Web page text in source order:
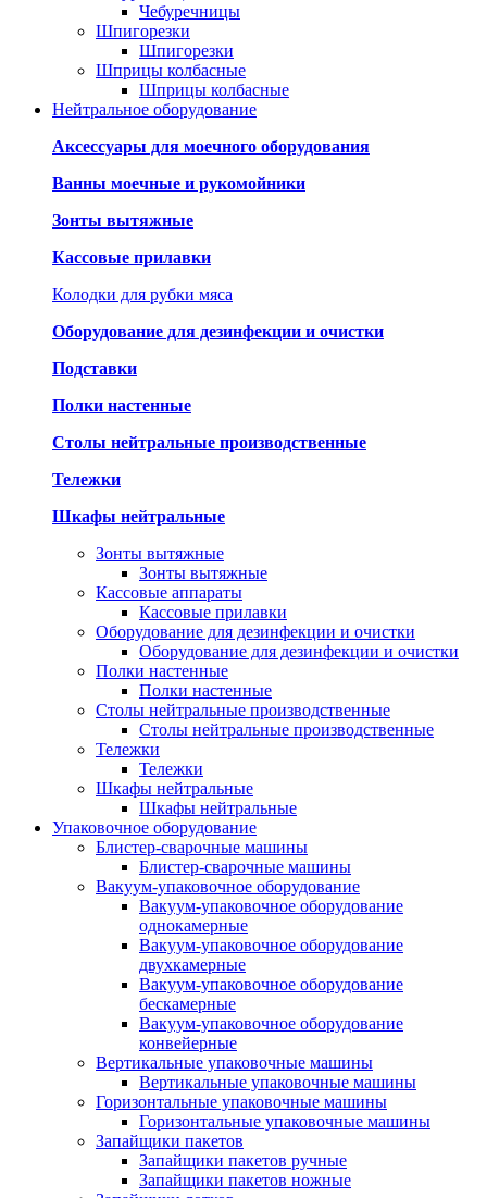
Чебуречницы
Шпигорезки
Шпигорезки
Шприцы колбасные
Шприцы колбасные
Нейтральное оборудование
Аксессуары для моечного оборудования
Ванны моечные и рукомойники
Зонты вытяжные
Кассовые прилавки
Колодки для рубки мяса
Оборудование для дезинфекции и очистки
Подставки
Полки настенные
Столы нейтральные производственные
Тележки
Шкафы нейтральные
Зонты вытяжные
Зонты вытяжные
Кассовые аппараты
Кассовые прилавки
Оборудование для дезинфекции и очистки
Оборудование для дезинфекции и очистки
Полки настенные
Полки настенные
Столы нейтральные производственные
Столы нейтральные производственные
Тележки
Тележки
Шкафы нейтральные
Шкафы нейтральные
Упаковочное оборудование
Блистер-сварочные машины
Блистер-сварочные машины
Вакуум-упаковочное оборудование
Вакуум-упаковочное оборудование
однокамерные
Вакуум-упаковочное оборудование
двухкамерные
Вакуум-упаковочное оборудование
беcкамерные
Вакуум-упаковочное оборудование
конвейерные
Вертикальные упаковочные машины
Вертикальные упаковочные машины
Горизонтальные упаковочные машины
Горизонтальные упаковочные машины
Запайщики пакетов
Запайщики пакетов ручные
Запайщики пакетов ножные